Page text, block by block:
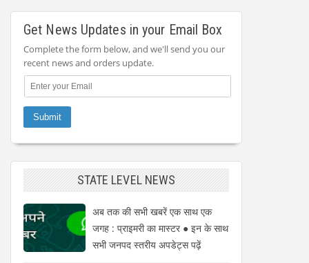
Get News Updates in your Email Box
Complete the form below, and we'll send you our
recent news and orders update.
STATE LEVEL NEWS
अब तक की सभी खबरें एक साथ एक
जगह : प्राइमरी का मास्टर ● इन के साथ
सभी जनपद स्तरीय अपडेट्स पढ़ें